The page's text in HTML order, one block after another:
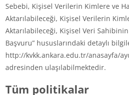
Sebebi, Kişisel Verilerin Kimlere ve
Aktarılabileceği, Kişisel Verilerin
Aktarılabileceği, Kişisel Veri
Başvuru” hususlarındaki detaylı
http://kvkk.ankara.edu.tr/anasayfa/
adresinden ulaşılabilmektedir.
Tüm politikalar